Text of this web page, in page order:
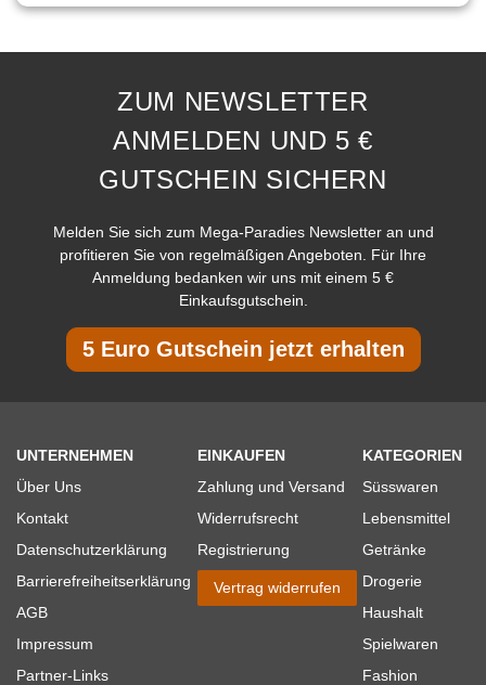
ZUM NEWSLETTER
ANMELDEN UND 5 €
GUTSCHEIN SICHERN
Melden Sie sich zum Mega-Paradies Newsletter an und
profitieren Sie von regelmäßigen Angeboten. Für Ihre
Anmeldung bedanken wir uns mit einem 5 €
Einkaufsgutschein.
5 Euro Gutschein jetzt erhalten
UNTERNEHMEN
Über Uns
Kontakt
Datenschutzerklärung
Barrierefreiheitserklärung
AGB
Impressum
Partner-Links
EINKAUFEN
Zahlung und Versand
Widerrufsrecht
Registrierung
Vertrag widerrufen
KATEGORIEN
Süsswaren
Lebensmittel
Getränke
Drogerie
Haushalt
Spielwaren
Fashion